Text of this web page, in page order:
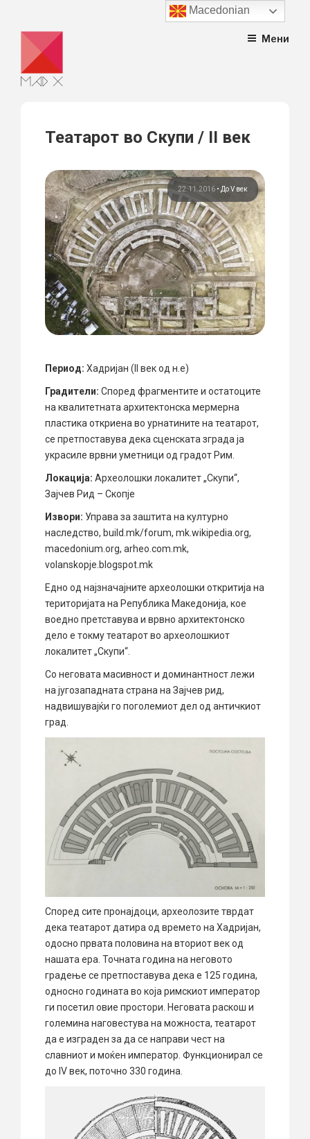
content
Мени
Театарот во Скупи / II век
22.11.2016 • До V век
Период: Хадријан (II век од н.е)
Градители: Според фрагментите и остатоците
на квалитетната архитектонска мермерна
пластика откриенa во урнатините на театарот,
се претпоставува дека сценската зграда ја
украсиле врвни уметници од градот Рим.
Локација: Археолошки локалитет „Скупи“,
Зајчев Рид – Скопје
Извори: Управа за заштита на културно
наследство, build.mk/forum, mk.wikipedia.org,
macedonium.org, arheo.com.mk,
volanskopje.blogspot.mk
Едно од најзначајните археолошки откритија на
територијата на Република Македонија, кое
воедно претставува и врвно архитектонско
дело е токму театарот во археолошкиот
локалитет „Скупи“.
Со неговата масивност и доминантност лежи
на југозападната страна на Зајчев рид,
надвишувајќи го поголемиот дел од античкиот
град.
Според сите пронајдоци, археолозите тврдат
дека театарот датира од времето на Хадријан,
одосно првата половина на вториот век од
нашата ера. Точната година на неговото
градење се претпоставува дека е 125 година,
односно годината во која римскиот император
ги посетил овие простори. Неговата раскош и
големина наговестува на можноста, театарот
да е изграден за да се направи чест на
славниот и моќен император. Функционирал се
до IV век, поточно 330 година.
Macedonian